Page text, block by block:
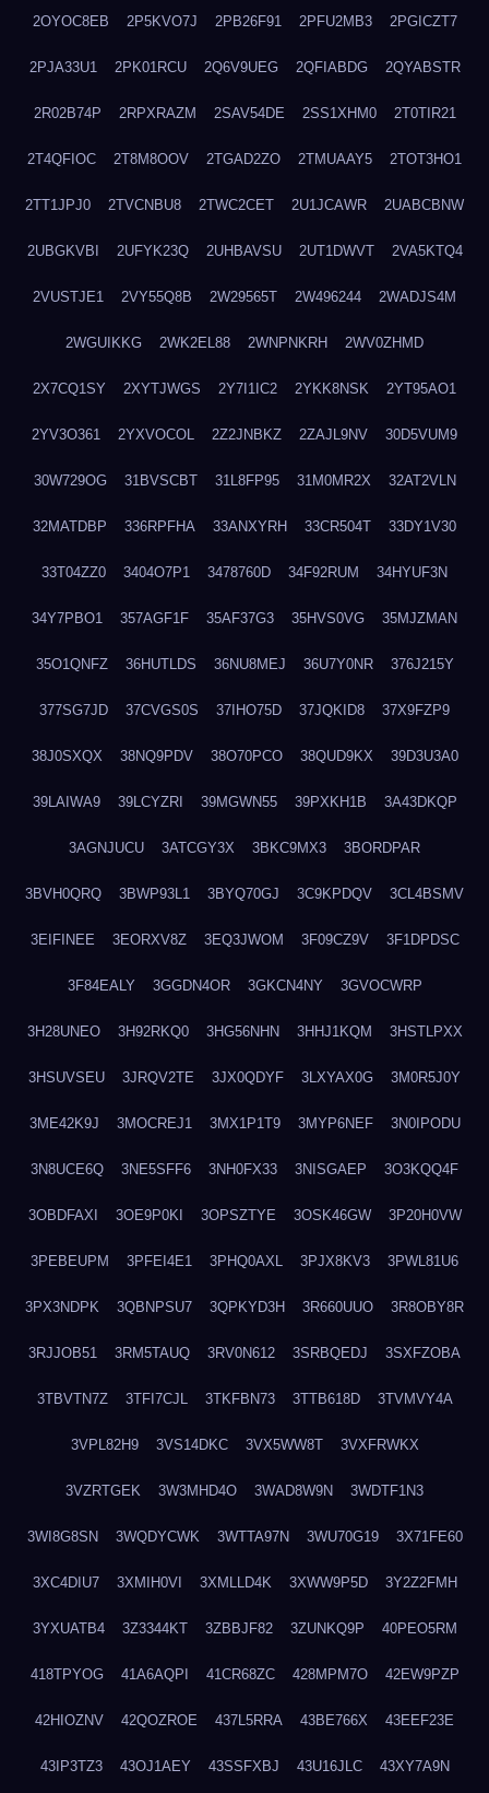
2OYOC8EB 2P5KVO7J 2PB26F91 2PFU2MB3 2PGICZT7
2PJA33U1 2PK01RCU 2Q6V9UEG 2QFIABDG 2QYABSTR
2R02B74P 2RPXRAZM 2SAV54DE 2SS1XHM0 2T0TIR21
2T4QFIOC 2T8M8OOV 2TGAD2ZO 2TMUAAY5 2TOT3HO1
2TT1JPJ0 2TVCNBU8 2TWC2CET 2U1JCAWR 2UABCBNW
2UBGKVBI 2UFYK23Q 2UHBAVSU 2UT1DWVT 2VA5KTQ4
2VUSTJE1 2VY55Q8B 2W29565T 2W496244 2WADJS4M
2WGUIKKG 2WK2EL88 2WNPNKRH 2WV0ZHMD
2X7CQ1SY 2XYTJWGS 2Y7I1IC2 2YKK8NSK 2YT95AO1
2YV3O361 2YXVOCOL 2Z2JNBKZ 2ZAJL9NV 30D5VUM9
30W729OG 31BVSCBT 31L8FP95 31M0MR2X 32AT2VLN
32MATDBP 336RPFHA 33ANXYRH 33CR504T 33DY1V30
33T04ZZ0 3404O7P1 3478760D 34F92RUM 34HYUF3N
34Y7PBO1 357AGF1F 35AF37G3 35HVS0VG 35MJZMAN
35O1QNFZ 36HUTLDS 36NU8MEJ 36U7Y0NR 376J215Y
377SG7JD 37CVGS0S 37IHO75D 37JQKID8 37X9FZP9
38J0SXQX 38NQ9PDV 38O70PCO 38QUD9KX 39D3U3A0
39LAIWA9 39LCYZRI 39MGWN55 39PXKH1B 3A43DKQP
3AGNJUCU 3ATCGY3X 3BKC9MX3 3BORDPAR
3BVH0QRQ 3BWP93L1 3BYQ70GJ 3C9KPDQV 3CL4BSMV
3EIFINEE 3EORXV8Z 3EQ3JWOM 3F09CZ9V 3F1DPDSC
3F84EALY 3GGDN4OR 3GKCN4NY 3GVOCWRP
3H28UNEO 3H92RKQ0 3HG56NHN 3HHJ1KQM 3HSTLPXX
3HSUVSEU 3JRQV2TE 3JX0QDYF 3LXYAX0G 3M0R5J0Y
3ME42K9J 3MOCREJ1 3MX1P1T9 3MYP6NEF 3N0IPODU
3N8UCE6Q 3NE5SFF6 3NH0FX33 3NISGAEP 3O3KQQ4F
3OBDFAXI 3OE9P0KI 3OPSZTYE 3OSK46GW 3P20H0VW
3PEBEUPM 3PFEI4E1 3PHQ0AXL 3PJX8KV3 3PWL81U6
3PX3NDPK 3QBNPSU7 3QPKYD3H 3R660UUO 3R8OBY8R
3RJJOB51 3RM5TAUQ 3RV0N612 3SRBQEDJ 3SXFZOBA
3TBVTN7Z 3TFI7CJL 3TKFBN73 3TTB618D 3TVMVY4A
3VPL82H9 3VS14DKC 3VX5WW8T 3VXFRWKX
3VZRTGEK 3W3MHD4O 3WAD8W9N 3WDTF1N3
3WI8G8SN 3WQDYCWK 3WTTA97N 3WU70G19 3X71FE60
3XC4DIU7 3XMIH0VI 3XMLLD4K 3XWW9P5D 3Y2Z2FMH
3YXUATB4 3Z3344KT 3ZBBJF82 3ZUNKQ9P 40PEO5RM
418TPYOG 41A6AQPI 41CR68ZC 428MPM7O 42EW9PZP
42HIOZNV 42QOZROE 437L5RRA 43BE766X 43EEF23E
43IP3TZ3 43OJ1AEY 43SSFXBJ 43U16JLC 43XY7A9N